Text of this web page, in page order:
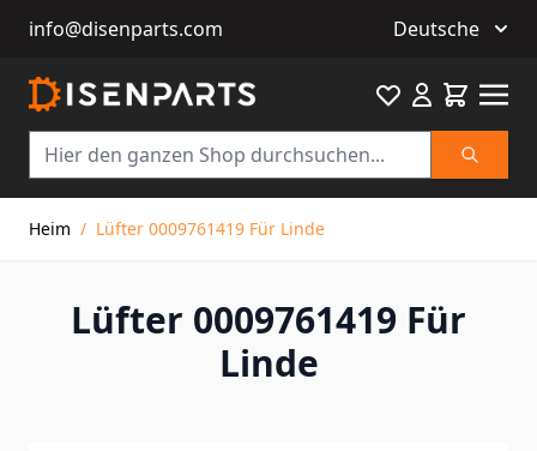
info@disenparts.com Deutsche
Suche
Favourite
Heim / Lüfter 0009761419 Für Linde
Lüfter 0009761419 Für
Linde